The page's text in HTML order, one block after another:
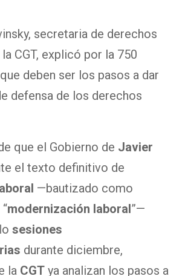
secretaria de derechos
CGT, explicó por la 750
deben ser los pasos a dar
defensa de los derechos
que el Gobierno de Javier
el texto definitivo de
—bautizado como
modernización laboral”—
sesiones
durante diciembre,
la CGT ya analizan los pasos a